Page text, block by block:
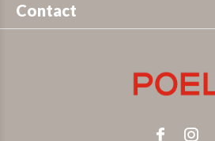
Contact